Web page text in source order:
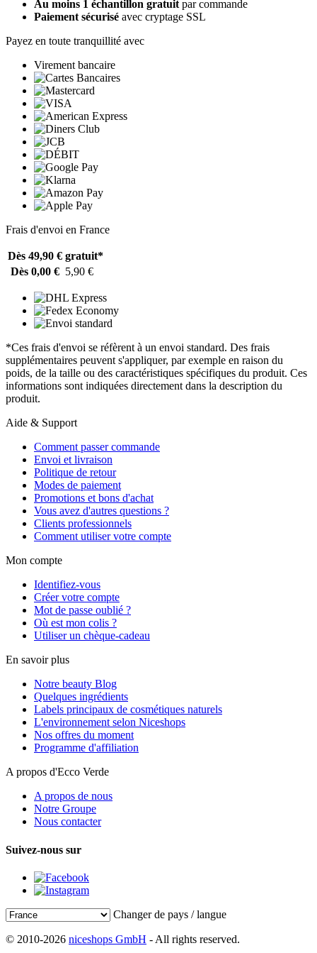
Au moins 1 échantillon gratuitpar commande
Paiement sécurisé avec cryptage SSL
Payez en toute tranquillité avec
Virement bancaire
Frais d'envoi en France
Dès 49,90 € gratuit*
Dès 0,00 € 5,90 €
*Ces frais d'envoi se réfèrent à un envoi standard. Des frais
supplémentaires peuvent s'appliquer, par exemple en raison du
poids, de la taille ou des caractéristiques spécifiques du produit. Ces
informations sont indiquées directement dans la description du
produit.
Aide & Support
Comment passer commande
Envoi et livraison
Politique de retour
Modes de paiement
Promotions et bons d'achat
Vous avez d'autres questions ?
Clients professionnels
Comment utiliser votre compte
Mon compte
Identifiez-vous
Créer votre compte
Mot de passe oublié ?
Où est mon colis ?
Utiliser un chèque-cadeau
En savoir plus
Notre beauty Blog
Quelques ingrédients
Labels principaux de cosmétiques naturels
L'environnement selon Niceshops
Nos offres du moment
Programme d'affiliation
A propos d'Ecco Verde
A propos de nous
Notre Groupe
Nous contacter
Suivez-nous sur
Changer de pays / langue
© 2010-2026 niceshops GmbH - All rights reserved.